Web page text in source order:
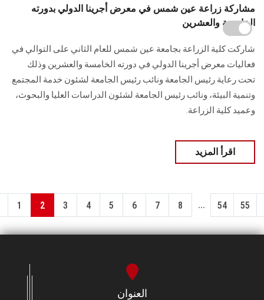
مشاركة زراعة عين شمس في معرض أجرينا الدولي بدورته
الخامسة والعشرين
شاركت كلية الزراعة بجامعة عين شمس للعام الثاني على التوالي في
فعاليات معرض أجرينا الدولي في دورته الخامسة والعشرين وذلك
تحت رعاية رئيس الجامعة ونائب رئيس الجامعة لشئون خدمة المجتمع
وتنمية البيئة، ونائب رئيس الجامعة لشئون الدراسات العليا والبحوث،
وعميد كلية الزراعة.
اقرأ المزيد
1 2 3 4 5 6 7 8 ... 54 55
العنوان